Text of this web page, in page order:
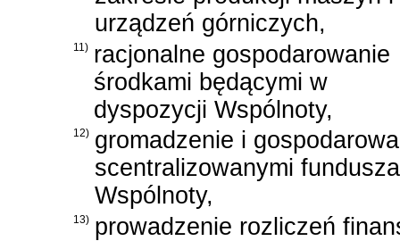
urządzeń górniczych,
11) racjonalne gospodarowanie
środkami będącymi w
dyspozycji Wspólnoty,
12) gromadzenie i
scentralizowanymi
Wspólnoty,
13) prowadzenie rozliczeń